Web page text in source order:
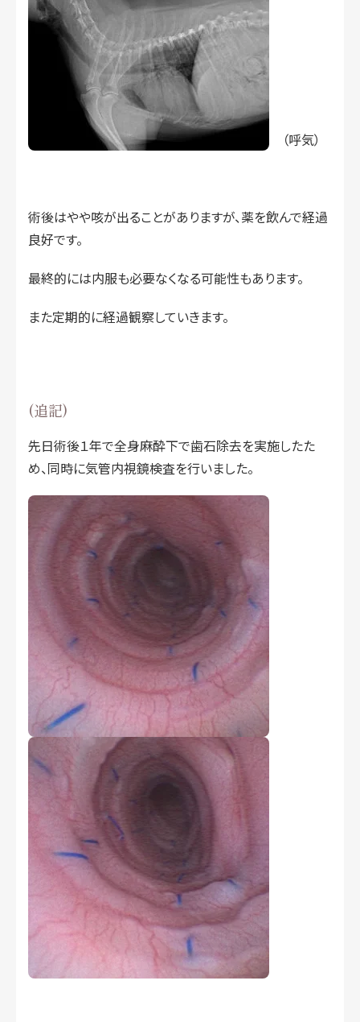
（呼気）
術後はやや咳が出ることがありますが、薬を飲んで経過
良好です。
最終的には内服も必要なくなる可能性もあります。
また定期的に経過観察していきます。
(追記)
先日術後１年で全身麻酔下で歯石除去を実施したた
め、同時に気管内視鏡検査を行いました。